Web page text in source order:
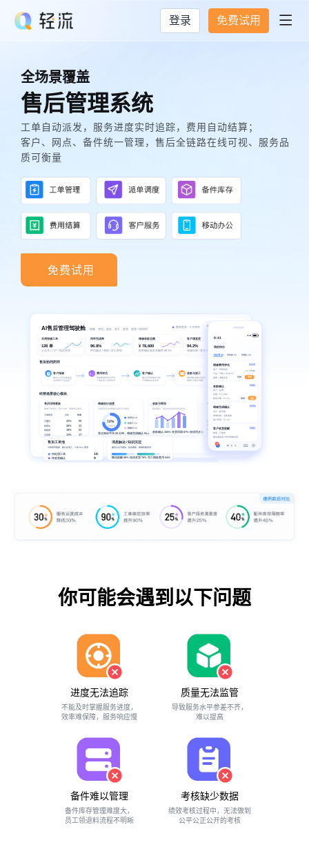
登录 免费试用 
全场景覆盖
售后管理系统
工单自动派发，服务进度实时追踪，费用自动结算；
客户、网点、备件统一管理，售后全链路在线可视、服务品
质可衡量
免费试用
你可能会遇到以下问题
进度无法追踪
不能及时掌握服务进度，
效率难保障，服务响应慢
质量无法监管
导致服务水平参差不齐，
难以提高
备件难以管理
备件库存管理难度大，
员工领退料流程不明晰
考核缺少数据
绩效考核过程中，无法做到
公平公正公开的考核